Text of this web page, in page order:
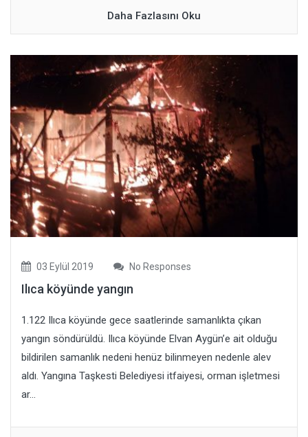
Daha Fazlasını Oku
03 Eylül 2019 No Responses
Ilıca köyünde yangın
1.122 Ilıca köyünde gece saatlerinde samanlıkta çıkan
yangın söndürüldü. Ilıca köyünde Elvan Aygün’e ait olduğu
bildirilen samanlık nedeni henüz bilinmeyen nedenle alev
aldı. Yangına Taşkesti Belediyesi itfaiyesi, orman işletmesi
ar...